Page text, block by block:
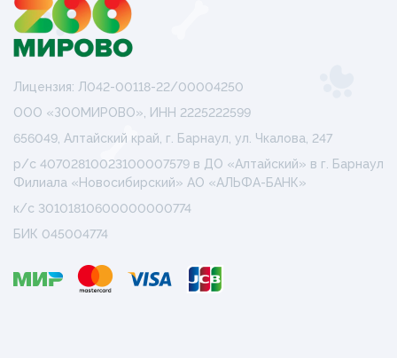
Лицензия: Л042-00118-22/00004250
ООО «ЗООМИРОВО», ИНН 2225222599
656049, Алтайский край, г. Барнаул, ул. Чкалова, 247
р/с 40702810023100007579 в ДО «Алтайский» в г. Барнаул
Филиала «Новосибирский» АО «АЛЬФА-БАНК»
к/с 30101810600000000774
БИК 045004774